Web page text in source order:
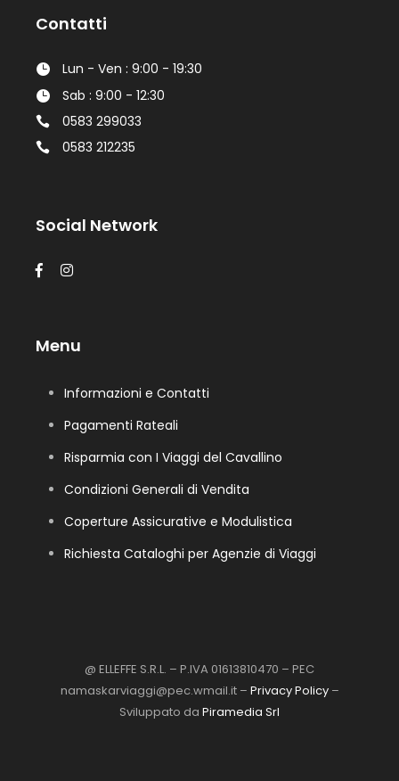
Contatti
Lun - Ven : 9:00 - 19:30
Sab : 9:00 - 12:30
0583 299033
0583 212235
Social Network
Menu
Informazioni e Contatti
Pagamenti Rateali
Risparmia con I Viaggi del Cavallino
Condizioni Generali di Vendita
Coperture Assicurative e Modulistica
Richiesta Cataloghi per Agenzie di Viaggi
@ ELLEFFE S.R.L. – P.IVA 01613810470 – PEC
namaskarviaggi@pec.wmail.it – Privacy Policy–
Sviluppato da Piramedia Srl